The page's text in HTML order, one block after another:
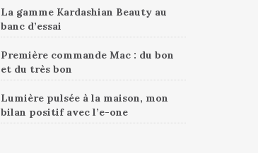
La gamme Kardashian Beauty au
banc d’essai
Première commande Mac : du bon
et du très bon
Lumière pulsée à la maison, mon
bilan positif avec l’e-one